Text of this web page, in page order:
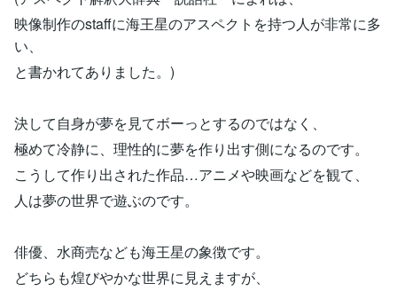
映像制作のstaffに海王星のアスペクトを持つ人が非常に多
い、
と書かれてありました。)
決して自身が夢を見てボーっとするのではなく、
極めて冷静に、理性的に夢を作り出す側になるのです。
こうして作り出された作品…アニメや映画などを観て、
人は夢の世界で遊ぶのです。
俳優、水商売なども海王星の象徴です。
どちらも煌びやかな世界に見えますが、